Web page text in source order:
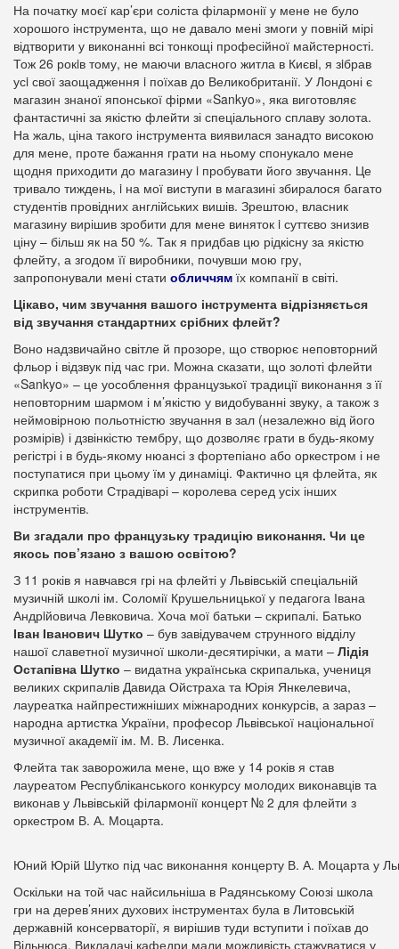
На початку моєї кар’єри соліста філармонії у мене не було
хорошого інструмента, що не давало мені змоги у повній мірі
відтворити у виконанні всі тонкощі професійної майстерності.
Тож 26 рокiв тому, не маючи власного житла в Києвi, я зiбрав
усi свої заощадження i поїхав до Великобританії. У Лондоні є
магазин знаної японської фірми «Sankyo», яка виготовляє
фантастичні за якістю флейти зі спеціального сплаву золота.
На жаль, ціна такого інструмента виявилася занадто високою
для мене, проте бажання грати на ньому спонукало мене
щодня приходити до магазину i пробувати його звучання. Це
тривало тиждень, i на мої виступи в магазині збиралося багато
студентів провідних англійських вишів. Зрештою, власник
магазину вирішив зробити для мене виняток i суттєво знизив
ціну – більш як на 50 %. Так я придбав цю рідкісну за якістю
флейту, а згодом її виробники, почувши мою гру,
запропонували мені стати обличчям їх компанії в світі.
Цікаво, чим звучання вашого інструмента відрізняється
від звучання стандартних срібних флейт?
Воно надзвичайно світле й прозоре, що створює неповторний
фльор і відзвук під час гри. Можна сказати, що золоті флейти
«Sankyo» – це уособлення французької традиції виконання з її
неповторним шармом і м’якістю у видобуванні звуку, а також з
неймовірною польотністю звучання в зал (незалежно від його
розмірів) і дзвінкістю тембру, що дозволяє грати в будь-якому
регістрі і в будь-якому нюансі з фортепіано або оркестром і не
поступатися при цьому їм у динаміці. Фактично ця флейта, як
скрипка роботи Страдіварі – королева серед усіх інших
інструментів.
Ви згадали про французьку традицію виконання. Чи це
якось пов’язано з вашою освітою?
З 11 років я навчався грі на флейті у Львівській спеціальній
музичній школі ім. Соломії Крушельницької у педагога Івана
Андрiйовича Левковича. Хоча мої батьки – скрипалі. Батько
Іван Іванович Шутко – був завідувачем струнного відділу
нашої славетної музичної школи-десятирічки, а мати – Лідія
Остапівна Шутко – видатна українська скрипалька, учениця
великих скрипалів Давида Ойстраха та Юрія Янкелевича,
лауреатка найпрестижніших міжнародних конкурсів, а зараз –
народна артистка України, професор Львівської національної
музичної академії ім. М. В. Лисенка.
Флейта так заворожила мене, що вже у 14 років я став
лауреатом Республіканського конкурсу молодих виконавців та
виконав у Львівській філармонії концерт № 2 для флейти з
оркестром В. А. Моцарта.
Юний Юрій Шутко під час виконання концерту В. А. Моцарта у
Оскільки на той час найсильніша в Радянському Союзі школа
гри на дерев’яних духових інструментах була в Литовській
державній консерваторії, я вирішив туди вступити і поїхав до
Вільнюса. Викладачі кафедри мали можливість стажуватися у